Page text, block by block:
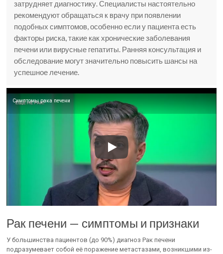
затрудняет диагностику. Специалисты настоятельно
рекомендуют обращаться к врачу при появлении
подобных симптомов, особенно если у пациента есть
факторы риска, такие как хронические заболевания
печени или вирусные гепатиты. Ранняя консультация и
обследование могут значительно повысить шансы на
успешное лечение.
Симптомы рака печени
Рак печени — симптомы и признаки
У большинства пациентов (до 90%) диагноз Рак печени
подразумевает собой её поражение метастазами, возникшими из-